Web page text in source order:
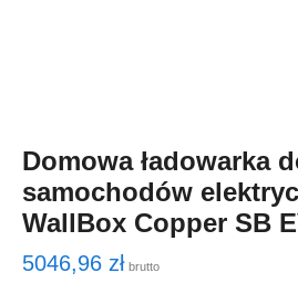
Domowa ładowarka
samochodów
WallBox Copper SB
5046,96 zł brutto